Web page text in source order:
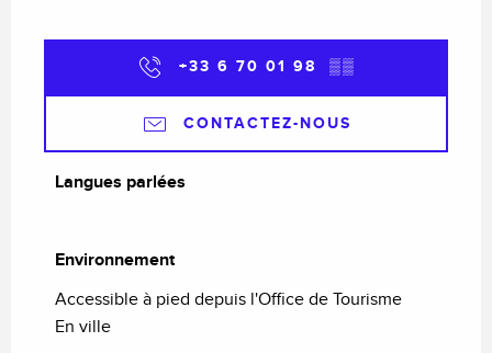
+33 6 70 01 98 ▒▒
CONTACTEZ-NOUS
Langues parlées
Langues parlées
Environnement
Environnement
Accessible à pied depuis l'Office de Tourisme
En ville